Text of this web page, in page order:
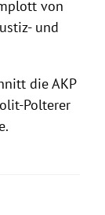
von
und
die AKP
Polterer